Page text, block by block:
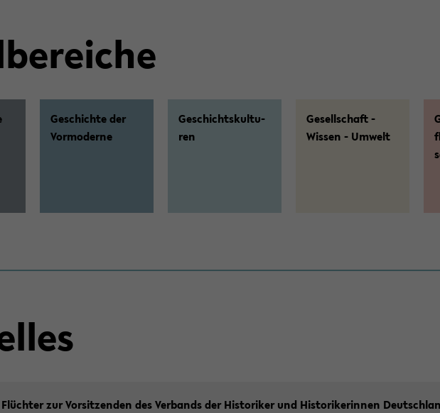
Ge­schich­te der
Vor­mo­der­ne
Ge­schichts­kul­tu­
ren
Ge­sell­schaft -
Wis­sen - Um­welt
zur Vor­sit­zen­den des Ver­bands der His­to­ri­ker und His­to­ri­ke­rin­nen